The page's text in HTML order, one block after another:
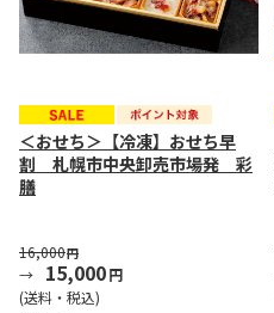
＜おせち＞【冷凍】おせち早
割 札幌市中央卸売市場発 彩
膳
16,000円
15,000円
(送料・税込)